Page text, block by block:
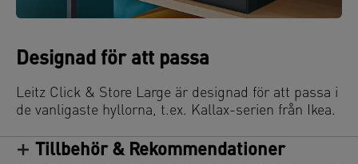
Designad för att passa
Leitz Click & Store Large är designad för att passa i
de vanligaste hyllorna, t.ex. Kallax-serien från Ikea.
Tillbehör & Rekommendationer